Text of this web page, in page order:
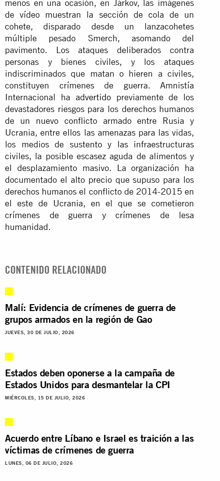
menos en una ocasión, en Járkov, las imágenes
de vídeo muestran la sección de cola de un
cohete, disparado desde un lanzacohetes
múltiple pesado Smerch, asomando del
pavimento. Los ataques deliberados contra
personas y bienes civiles, y los ataques
indiscriminados que matan o hieren a civiles,
constituyen crímenes de guerra. Amnistía
Internacional ha advertidopreviamente de los
devastadores riesgos para los derechos humanos
de un nuevo conflicto armado entre Rusia y
Ucrania, entre ellos las amenazas para las vidas,
los medios de sustento y las infraestructuras
civiles, la posible escasez aguda de alimentos y
el desplazamiento masivo. La organización ha
documentado el alto precio que supuso para los
derechos humanos el conflicto de 2014-2015 en
el este de Ucrania, en el que se cometieron
crímenes de guerra y crímenes de lesa
humanidad.
CONTENIDO RELACIONADO
Malí: Evidencia de crímenes de guerra de
grupos armados en la región de Gao
JUEVES, 30 DE JULIO, 2026
Estados deben oponerse a la campaña de
Estados Unidos para desmantelar la CPI
MIÉRCOLES, 15 DE JULIO, 2026
Acuerdo entre Líbano e Israel es traición a las
víctimas de crímenes de guerra
LUNES, 06 DE JULIO, 2026